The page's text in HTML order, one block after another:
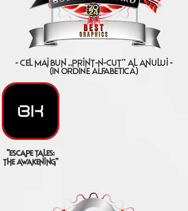
- cel mai bun „print-n-cut” al anului -
(IN ORDINE ALFABETICA)
"escape tales:
the awakening"